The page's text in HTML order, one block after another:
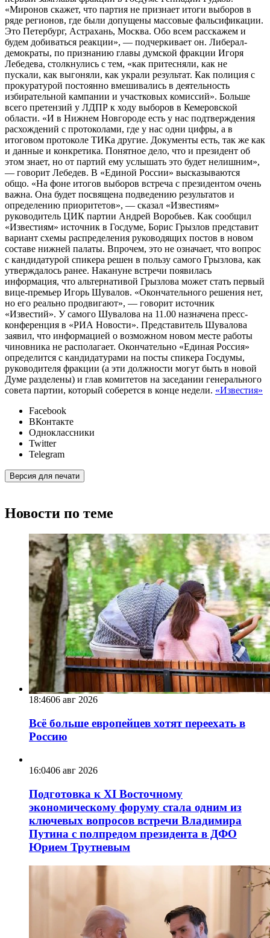
«Миронов скажет, что партия не признает итоги выборов в
ряде регионов, где были допущены массовые фальсификации.
Это Петербург, Астрахань, Москва. Обо всем расскажем и
будем добиваться реакции», — подчеркивает он. Либерал-
демократы, по признанию главы думской фракции Игоря
Лебедева, столкнулись с тем, «как притесняли, как не
пускали, как выгоняли, как украли результат. Как полиция с
прокуратурой постоянно вмешивались в деятельность
избирательной кампании и участковых комиссий». Больше
всего претензий у ЛДПР к ходу выборов в Кемеровской
области. «И в Нижнем Новгороде есть у нас подтверждения
расхождений с протоколами, где у нас одни цифры, а в
итоговом протоколе ТИКа другие. Документы есть, так же как
и данные и конкретика. Понятное дело, что и президент об
этом знает, но от партий ему услышать это будет нелишним»,
— говорит Лебедев. В «Единой России» высказываются
общо. «На фоне итогов выборов встреча с президентом очень
важна. Она будет посвящена подведению результатов и
определению приоритетов», — сказал «Известиям»
руководитель ЦИК партии Андрей Воробьев. Как сообщил
«Известиям» источник в Госдуме, Борис Грызлов представит
вариант схемы распределения руководящих постов в новом
составе нижней палаты. Впрочем, это не означает, что вопрос
с кандидатурой спикера решен в пользу самого Грызлова, как
утверждалось ранее. Накануне встречи появилась
информация, что альтернативой Грызлова может стать первый
вице-премьер Игорь Шувалов. «Окончательного решения нет,
но его реально продвигают», — говорит источник
«Известий». У самого Шувалова на 11.00 назначена пресс-
конференция в «РИА Новости». Представитель Шувалова
заявил, что информацией о возможном новом месте работы
чиновника не располагает. Окончательно «Единая Россия»
определится с кандидатурами на посты спикера Госдумы,
руководителя фракции (а эти должности могут быть в новой
Думе разделены) и глав комитетов на заседании генерального
совета партии, который соберется в конце недели. «Известия»
Facebook
ВКонтакте
Одноклассники
Twitter
Telegram
Версия для печати
Новости по теме
18:4606 авг 2026
Всё больше европейцев хотят переехать в
Россию
16:0406 авг 2026
Подготовка к XI Восточному
экономическому форуму стала одним из
ключевых вопросов встречи Владимира
Путина с полпредом президента в ДФО
Юрием Трутневым